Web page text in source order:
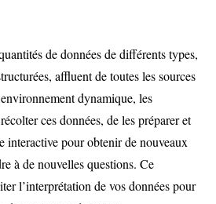
de données de différents types,
affluent de toutes les sources
dynamique, les
ces données, de les préparer et
interactive pour obtenir de nouveaux
à de nouvelles questions. Ce
l’interprétation de vos données pour